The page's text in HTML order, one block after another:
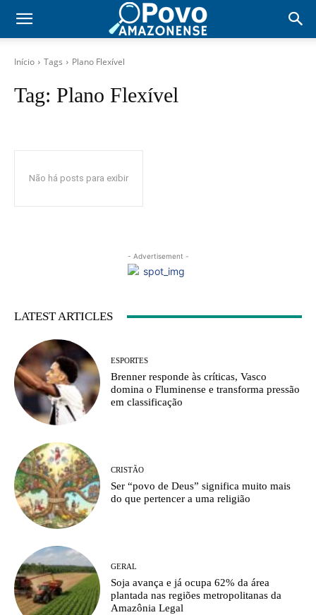
Início Tags Plano Flexível
Tag: Plano Flexível
Não há posts para exibir
- Advertisement -
LATEST ARTICLES
ESPORTES
Brenner responde às críticas, Vasco
domina o Fluminense e transforma pressão
em classificação
CRISTÃO
Ser “povo de Deus” significa muito mais
do que pertencer a uma religião
GERAL
Soja avança e já ocupa 62% da área
plantada nas regiões metropolitanas da
Amazônia Legal